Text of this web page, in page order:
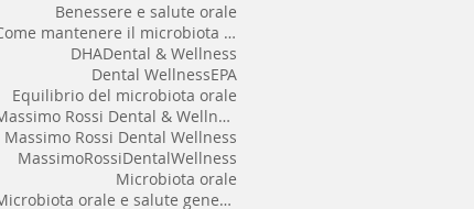
Benessere e salute orale
Come mantenere il microbiota orale sano
DHADental & Wellness
Dental WellnessEPA
Equilibrio del microbiota orale
Massimo Rossi Dental & Wellness
Massimo Rossi Dental Wellness
MassimoRossiDentalWellness
Microbiota orale
Microbiota orale e salute generale